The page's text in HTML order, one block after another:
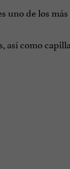
uno de los
como